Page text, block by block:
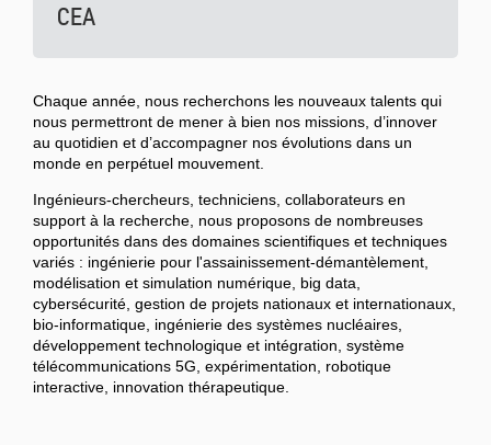
CEA
Chaque année, nous recherchons les nouveaux talents qui
nous permettront de mener à bien nos missions, d’innover
au quotidien et d’accompagner nos évolutions dans un
monde en perpétuel mouvement.
Ingénieurs-chercheurs, techniciens, collaborateurs en
support à la recherche, nous proposons de nombreuses
opportunités dans des domaines scientifiques et techniques
variés : ingénierie pour l'assainissement-démantèlement,
modélisation et simulation numérique, big data,
cybersécurité, gestion de projets nationaux et internationaux,
bio-informatique, ingénierie des systèmes nucléaires,
développement technologique et intégration, système
télécommunications 5G, expérimentation, robotique
interactive, innovation thérapeutique.